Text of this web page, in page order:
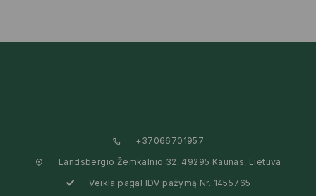
+37066701957
Landsbergio Žemkalnio 32, 49295 Kaunas, Lietuva
Veikla pagal IDV pažymą Nr. 1455765